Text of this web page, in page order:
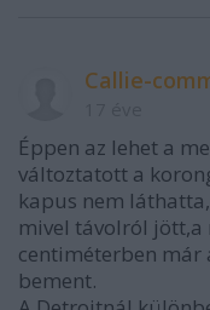
Callie-
Éppen az lehet a
változtatott a
kapus nem
mivel távolról
centiméterben már
bement.